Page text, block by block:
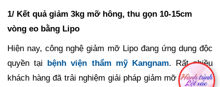
1/ Kết quả giảm 3kg mỡ hông, thu gọn 10-15cm
vòng eo bằng Lipo
Hiện nay, công nghệ giảm mỡ Lipo đang ứng dụng độc
quyền tại bệnh viện thẩm mỹ Kangnam. Rất nhiều
khách hàng đã trải nghiệm giải pháp giảm mỡ hông sau